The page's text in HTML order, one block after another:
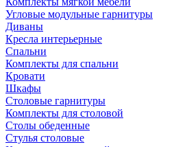
Угловые модульные гарнитуры
Диваны
Кресла интерьерные
Спальни
Комплекты для спальни
Кровати
Шкафы
Столовые гарнитуры
Комплекты для столовой
Столы обеденные
Стулья столовые